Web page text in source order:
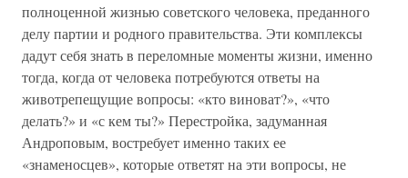
полноценной жизнью советского человека, преданного
делу партии и родного правительства. Эти комплексы
дадут себя знать в переломные моменты жизни, именно
тогда, когда от человека потребуются ответы на
животрепещущие вопросы: «кто виноват?», «что
делать?» и «с кем ты?» Перестройка, задуманная
Андроповым, востребует именно таких ее
«знаменосцев», которые ответят на эти вопросы, не